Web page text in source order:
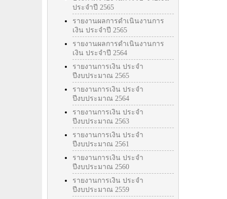
ประจำปี 2565
รายงานผลการดำเนินงานการ
เงิน ประจำปี 2565
รายงานผลการดำเนินงานการ
เงิน ประจำปี 2564
รายงานการเงิน ประจำ
ปีงบประมาณ 2565
รายงานการเงิน ประจำ
ปีงบประมาณ 2564
รายงานการเงิน ประจำ
ปีงบประมาณ 2563
รายงานการเงิน ประจำ
ปีงบประมาณ 2561
รายงานการเงิน ประจำ
ปีงบประมาณ 2560
รายงานการเงิน ประจำ
ปีงบประมาณ 2559